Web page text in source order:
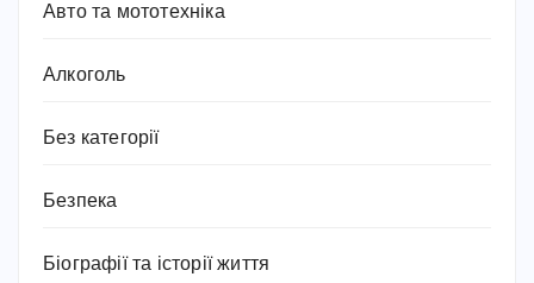
Авто та мототехніка
Алкоголь
Без категорії
Безпека
Біографії та історії життя